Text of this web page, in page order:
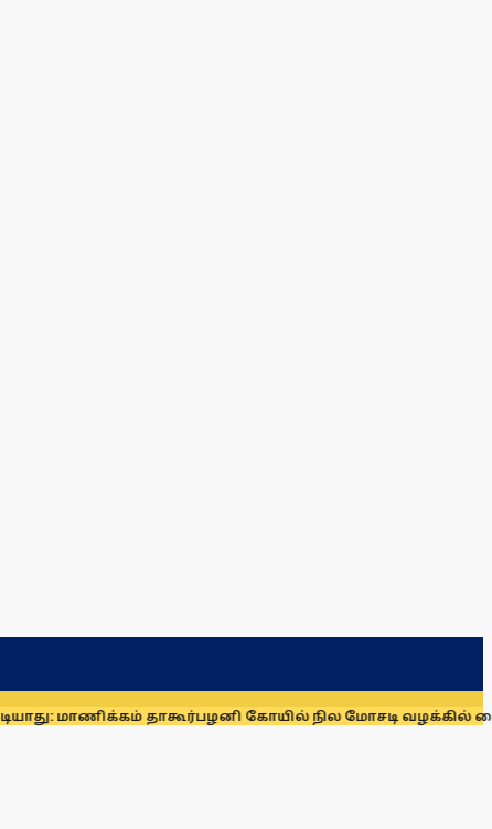
தாகூர்பழனி கோயில் நில மோசடி வழக்கில் கைதாகி